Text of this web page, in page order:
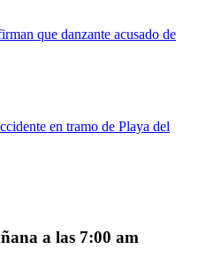
que danzante acusado de
en tramo de Playa del
a las 7:00 am